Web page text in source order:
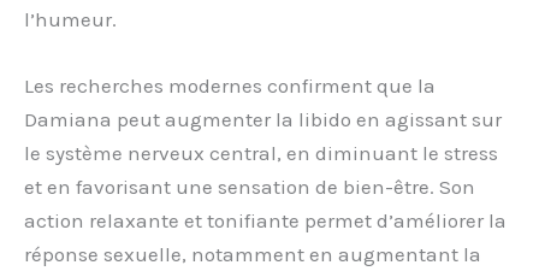
l’humeur.
Les recherches modernes confirment que la
Damiana peut augmenter la libido en agissant sur
le système nerveux central, en diminuant le stress
et en favorisant une sensation de bien-être. Son
action relaxante et tonifiante permet d’améliorer la
réponse sexuelle, notamment en augmentant la